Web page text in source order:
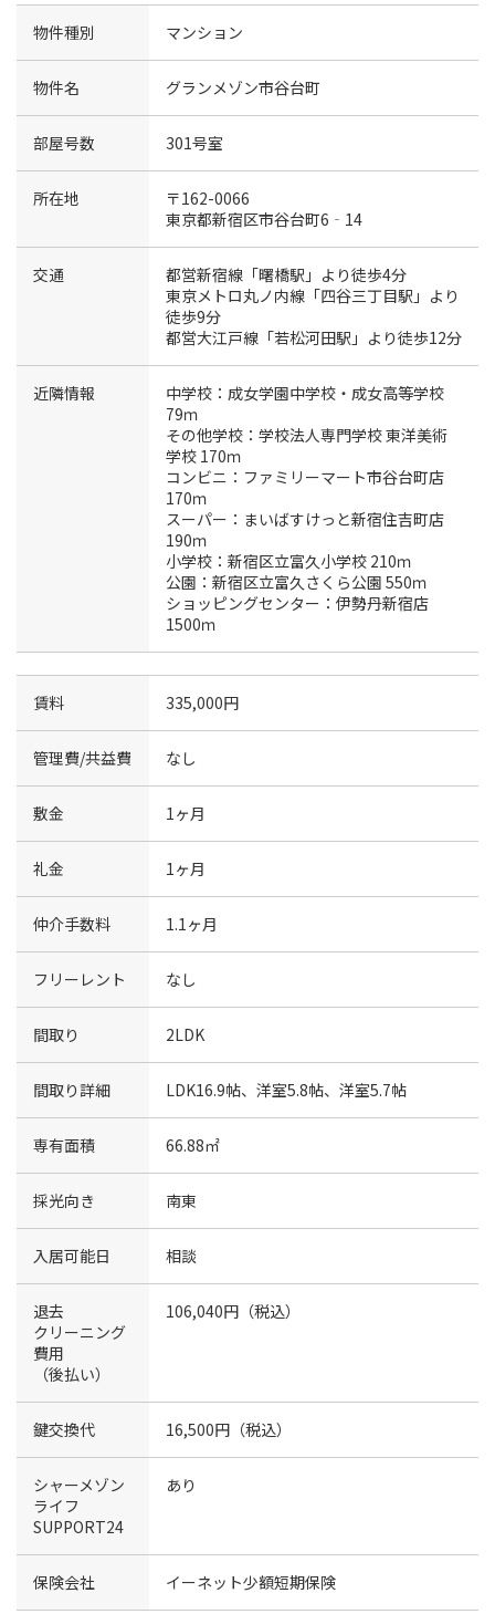
物件種別 マンション
物件名 グランメゾン市谷台町
部屋号数 301号室
所在地
〒162-0066
東京都新宿区市谷台町6‐14
交通
都営新宿線「曙橋駅」より徒歩4分
東京メトロ丸ノ内線「四谷三丁目駅」より
徒歩9分
都営大江戸線「若松河田駅」より徒歩12分
近隣情報
中学校：成女学園中学校・成女高等学校
79ｍ
その他学校：学校法人専門学校 東洋美術
学校 170ｍ
コンビニ：ファミリーマート市谷台町店
170ｍ
スーパー：まいばすけっと新宿住吉町店
190ｍ
小学校：新宿区立富久小学校 210ｍ
公園：新宿区立富久さくら公園 550ｍ
ショッピングセンター：伊勢丹新宿店
1500ｍ
賃料 335,000円
管理費/共益費 なし
敷金 1ヶ月
礼金 1ヶ月
仲介手数料 1.1ヶ月
フリーレント なし
間取り 2LDK
間取り詳細 LDK16.9帖、洋室5.8帖、洋室5.7帖
専有面積 66.88㎡
採光向き 南東
入居可能日 相談
退去
クリーニング
費用
（後払い）
106,040円（税込）
鍵交換代 16,500円（税込）
シャーメゾン
ライフ
SUPPORT24
あり
保険会社 イーネット少額短期保険